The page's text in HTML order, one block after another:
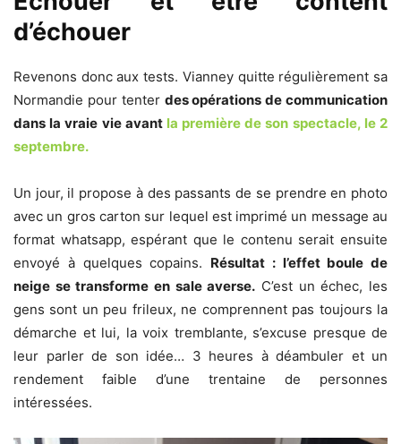
d’échouer
Revenons donc aux tests. Vianney quitte régulièrement sa
Normandie pour tenter des opérations de communication
dans la vraie vie avant la première de son spectacle, le 2
septembre.
Un jour, il propose à des passants de se prendre en photo
avec un gros carton sur lequel est imprimé un message au
format whatsapp, espérant que le contenu serait ensuite
envoyé à quelques copains. Résultat : l’effet boule de
neige se transforme en sale averse. C’est un échec, les
gens sont un peu frileux, ne comprennent pas toujours la
démarche et lui, la voix tremblante, s’excuse presque de
leur parler de son idée… 3 heures à déambuler et un
rendement faible d’une trentaine de personnes
intéressées.